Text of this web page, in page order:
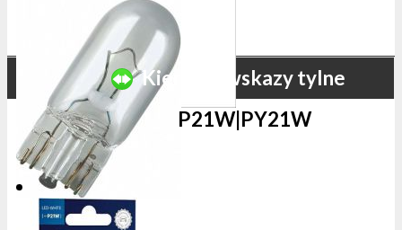
Kierunkowskazy tylne
P21W|PY21W